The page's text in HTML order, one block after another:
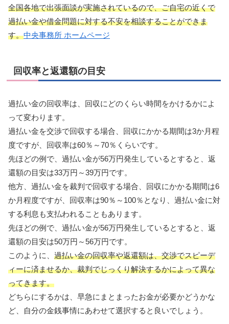
全国各地で出張面談が実施されているので、ご自宅の近くで
過払い金や借金問題に対する不安を相談することができま
す。中央事務所 ホームページ
回収率と返還額の目安
過払い金の回収率は、回収にどのくらい時間をかけるかによ
って変わります。
過払い金を交渉で回収する場合、回収にかかる期間は3か月程
度ですが、回収率は60％～70％くらいです。
先ほどの例で、過払い金が56万円発生しているとすると、返
還額の目安は33万円～39万円です。
他方、過払い金を裁判で回収する場合、回収にかかる期間は6
か月程度ですが、回収率は90％～100％となり、過払い金に対
する利息も支払われることもあります。
先ほどの例で、過払い金が56万円発生しているとすると、返
還額の目安は50万円～56万円です。
このように、 過払い金の回収率や返還額は、交渉でスピーデ
ィーに済ませるか、裁判でじっくり解決するかによって異な
ってきます。
どちらにするかは、早急にまとまったお金が必要かどうかな
ど、自分の金銭事情にあわせて選択すると良いでしょう。